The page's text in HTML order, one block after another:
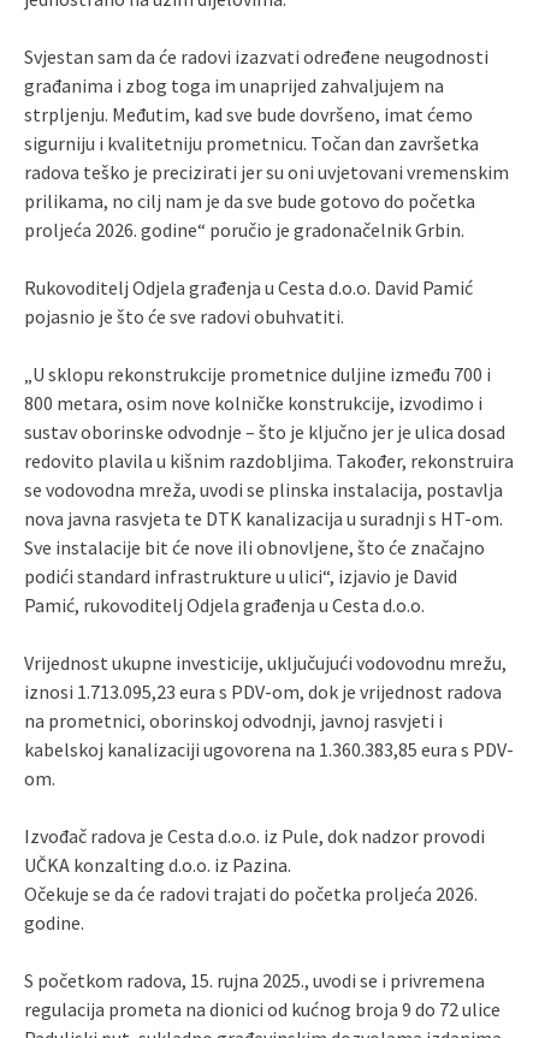
Svjestan sam da će radovi izazvati određene neugodnosti
građanima i zbog toga im unaprijed zahvaljujem na
strpljenju. Međutim, kad sve bude dovršeno, imat ćemo
sigurniju i kvalitetniju prometnicu. Točan dan završetka
radova teško je precizirati jer su oni uvjetovani vremenskim
prilikama, no cilj nam je da sve bude gotovo do početka
proljeća 2026. godine“ poručio je gradonačelnik Grbin.
Rukovoditelj Odjela građenja u Cesta d.o.o. David Pamić
pojasnio je što će sve radovi obuhvatiti.
„U sklopu rekonstrukcije prometnice duljine između 700 i
800 metara, osim nove kolničke konstrukcije, izvodimo i
sustav oborinske odvodnje – što je ključno jer je ulica dosad
redovito plavila u kišnim razdobljima. Također, rekonstruira
se vodovodna mreža, uvodi se plinska instalacija, postavlja
nova javna rasvjeta te DTK kanalizacija u suradnji s HT-om.
Sve instalacije bit će nove ili obnovljene, što će značajno
podići standard infrastrukture u ulici“, izjavio je David
Pamić, rukovoditelj Odjela građenja u Cesta d.o.o.
Vrijednost ukupne investicije, uključujući vodovodnu mrežu,
iznosi 1.713.095,23 eura s PDV-om, dok je vrijednost radova
na prometnici, oborinskoj odvodnji, javnoj rasvjeti i
kabelskoj kanalizaciji ugovorena na 1.360.383,85 eura s PDV-
om.
Izvođač radova je Cesta d.o.o. iz Pule, dok nadzor provodi
UČKA konzalting d.o.o. iz Pazina.
Očekuje se da će radovi trajati do početka proljeća 2026.
godine.
S početkom radova, 15. rujna 2025., uvodi se i privremena
regulacija prometa na dionici od kućnog broja 9 do 72 ulice